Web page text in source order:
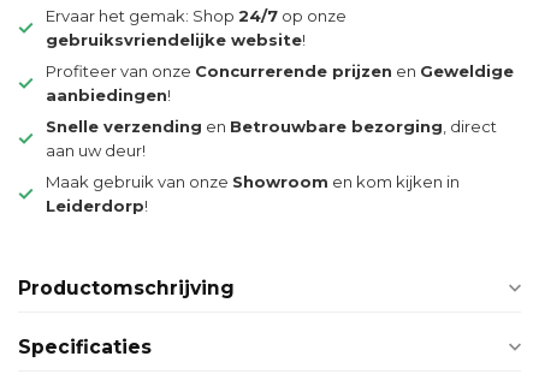
Ervaar het gemak: Shop 24/7 op onze
gebruiksvriendelijke website!
Profiteer van onze Concurrerende prijzen en Geweldige
aanbiedingen!
Snelle verzending en Betrouwbare bezorging , direct
aan uw deur!
Maak gebruik van onze Showroom en kom kijken in
Leiderdorp!
Productomschrijving
Specificaties